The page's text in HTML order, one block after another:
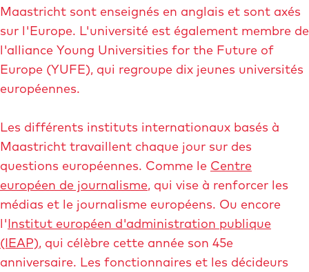
a
m
u
m
Maastricht sont enseignés en anglais et sont axés
sur l'Europe. L'université est également membre de
l'alliance Young Universities for the Future of
Europe (YUFE), qui regroupe dix jeunes universités
européennes.
Les différents instituts internationaux basés à
Maastricht travaillent chaque jour sur des
questions européennes. Comme le Centre
européen de journalisme, qui vise à renforcer les
médias et le journalisme européens. Ou encore
l'Institut européen d'administration publique
(IEAP), qui célèbre cette année son 45e
anniversaire. Les fonctionnaires et les décideurs